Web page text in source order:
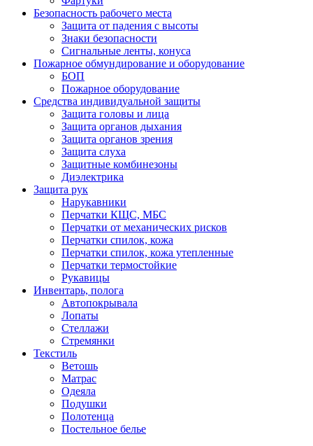
Безопасность рабочего места
Защита от падения с высоты
Знаки безопасности
Сигнальные ленты, конуса
Пожарное обмундирование и оборудование
БОП
Пожарное оборудование
Средства индивидуальной защиты
Защита головы и лица
Защита органов дыхания
Защита органов зрения
Защита слуха
Защитные комбинезоны
Диэлектрика
Защита рук
Нарукавники
Перчатки КЩС, МБС
Перчатки от механических рисков
Перчатки спилок, кожа
Перчатки спилок, кожа утепленные
Перчатки термостойкие
Рукавицы
Инвентарь, полога
Автопокрывала
Лопаты
Стеллажи
Стремянки
Текстиль
Ветошь
Матрас
Одеяла
Подушки
Полотенца
Постельное белье